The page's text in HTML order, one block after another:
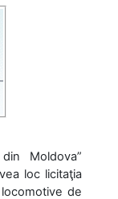
Moldova”
loc licitaţia
de